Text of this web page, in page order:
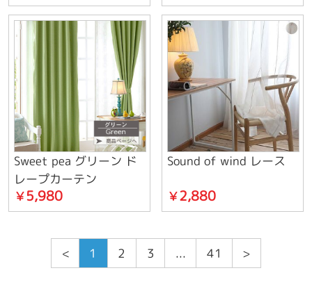
Sweet pea グリーン ド
レープカーテン
￥5,980
Sound of wind レース
￥2,880
< 1 2 3 ... 41 >